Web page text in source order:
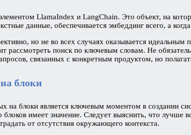
LlamaIndex и LangChain. Это объект, на
данные, обеспечивается эмбеддинг всего, а
но не во всех случаях оказывается
рассмотреть поиск по ключевым словам. Не
связанных с конкретным продуктом, но
блоки
на блоки является ключевым моментом в создании
блоков имеет значение. Следует выяснить, что
от отсутствия окружающего контекста.